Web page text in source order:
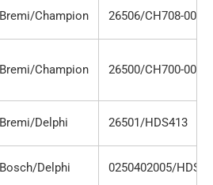
Bremi/Champion 26506/CH708-002
Bremi/Champion 26500/CH700-002
Bremi/Delphi 26501/HDS413
Bosch/Delphi 0250402005/